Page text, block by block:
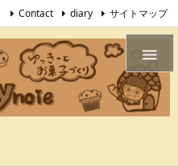

Contact diary サイトマップ